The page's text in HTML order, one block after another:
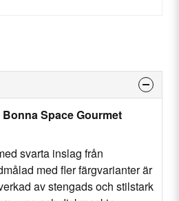
Space Gourmet
svarta inslag från
med fler färgvarianter är
av stengads och stilstark